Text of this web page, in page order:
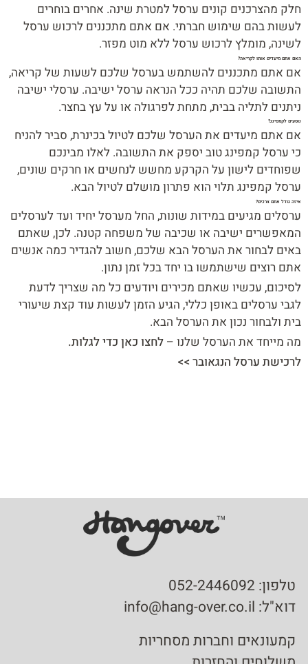
חלק מהצרכנים קונים ערסל למטרת שינה. אחרים בוחרים
לעשות בהם שימוש חברתי. אם אתם מתכננים לרכוש ערסל
לשינה, מומלץ לרכוש ערסל ללא מוט מפזר.
האם אתם מיעדים אותו לקריאה?
אם אתם מתכננים להשתמש בערסל שלכם לשעות של קריאה,
התשובה שלכם תהיה ככל הנראה ערסל ישיבה. ערסלי ישיבה
ניתנים לתליה בבית, מתחת לפרגולה או על עץ בחצר.
נוסעים לקמפינג?
אם אתם מיעדים את הערסל שלכם לטיול בכינרת, סביר להניח
כי ערסל קמפינג טוב יספק את התשובה. לאלו מבינכם
שפוחדים לישון על הקרקע מחשש לנחשים או חרקים שונים,
ערסל קמפינג תלוי הוא פתרון מושלם לטיול הבא.
איזה גודל אתם צרכים?
ערסלים מגיעים במידות שונות, החל מערסל יחיד ועד לערסלים
המאפשרים ישיבה או שכיבה של משפחה קטנה. לכן, שאתם
באים לבחור את הערסל הבא שלכם, חשוב להגדיר כמה אנשים
אתם רוצים שישתמשו בו יחד בכל זמן נתון.
לסיכום, עכשיו שאתם מכירים ויודעים כל מה שצריך לדעת
לגבי ערסלים באופן כללי, הגיע הזמן לעשות עוד קצת שיעורי
בית ולבחור נכון את הערסל הבא.
מה מייחד את הערסל שלנו – לחצו כאן כדי לגלות.
לרכישת ערסל הנגאובר >>
טלפון: 052-2446092
דוא"ל: info@hang-over.co.il
קמעונאים וחברות מסחריות